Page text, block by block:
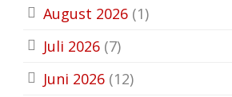
August 2026 (1)
Juli 2026 (7)
Juni 2026 (12)